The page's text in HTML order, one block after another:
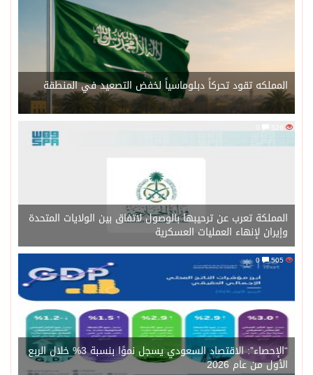
المملكه تقود تحركاً دبلوماسياً لخفض التصعيد في المنطقة
526
المملكة تعرب عن ترحيبها بالوصول لاتفاق بين الولايات المتحدة
وإيران لإنهاء العمليات العسكرية
505
“الإحصاء”: الاقتصاد السعودي يسجل نموًا بنسبة 3% خلال الربع
الأول من عام 2026